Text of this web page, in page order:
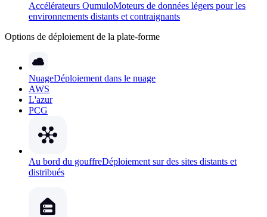
Accélérateurs QumuloMoteurs de données légers pour les
environnements distants et contraignants
Options de déploiement de la plate-forme
NuageDéploiement dans le nuage
AWS
L'azur
PCG
Au bord du gouffreDéploiement sur des sites distants et
distribués